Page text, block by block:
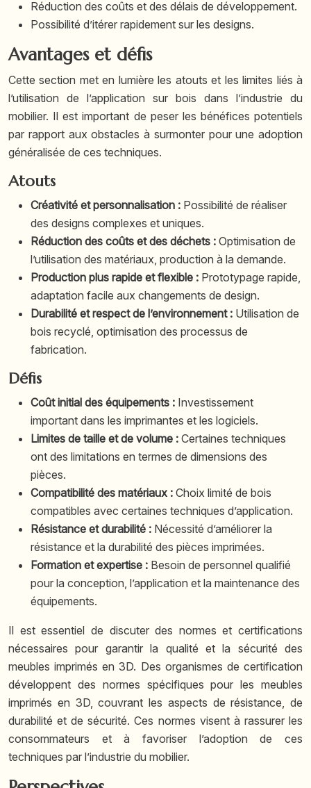
Réduction des coûts et des délais de développement.
Possibilité d’itérer rapidement sur les designs.
Avantages et défis
Cette section met en lumière les atouts et les limites liés à
l’utilisation de l’application sur bois dans l’industrie du
mobilier. Il est important de peser les bénéfices potentiels
par rapport aux obstacles à surmonter pour une adoption
généralisée de ces techniques.
Atouts
Créativité et personnalisation : Possibilité de réaliser
des designs complexes et uniques.
Réduction des coûts et des déchets : Optimisation de
l’utilisation des matériaux, production à la demande.
Production plus rapide et flexible : Prototypage rapide,
adaptation facile aux changements de design.
Durabilité et respect de l’environnement : Utilisation de
bois recyclé, optimisation des processus de
fabrication.
Défis
Coût initial des équipements : Investissement
important dans les imprimantes et les logiciels.
Limites de taille et de volume : Certaines techniques
ont des limitations en termes de dimensions des
pièces.
Compatibilité des matériaux : Choix limité de bois
compatibles avec certaines techniques d’application.
Résistance et durabilité : Nécessité d’améliorer la
résistance et la durabilité des pièces imprimées.
Formation et expertise : Besoin de personnel qualifié
pour la conception, l’application et la maintenance des
équipements.
Il est essentiel de discuter des normes et certifications
nécessaires pour garantir la qualité et la sécurité des
meubles imprimés en 3D. Des organismes de certification
développent des normes spécifiques pour les meubles
imprimés en 3D, couvrant les aspects de résistance, de
durabilité et de sécurité. Ces normes visent à rassurer les
consommateurs et à favoriser l’adoption de ces
techniques par l’industrie du mobilier.